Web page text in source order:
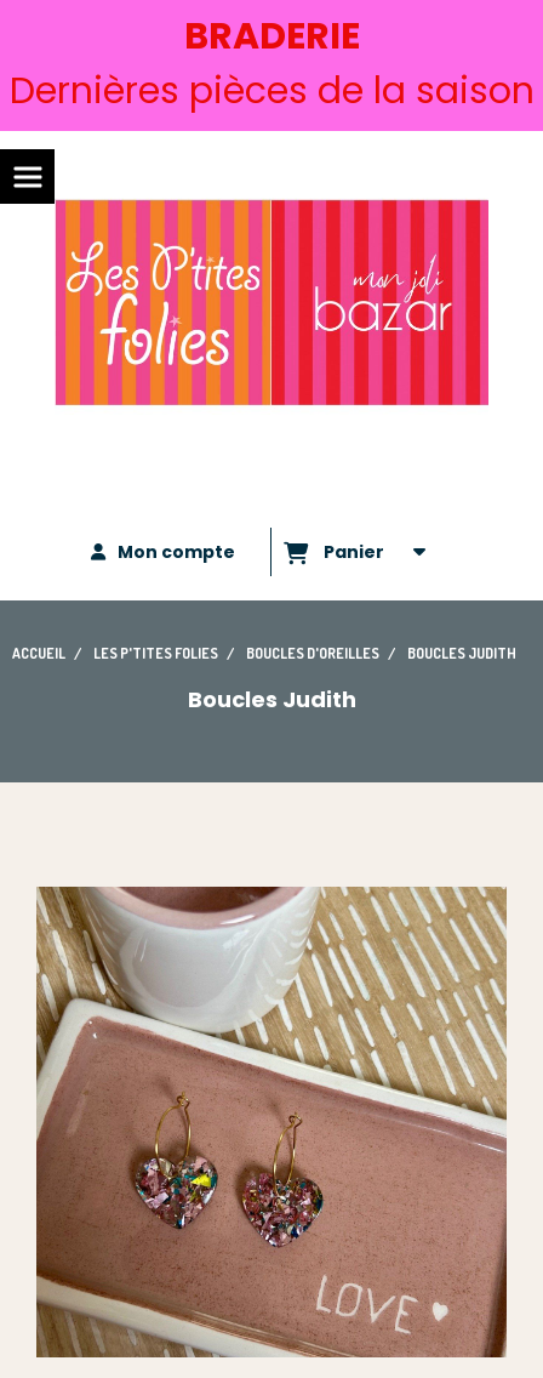
BRADERIE
Dernières pièces de la saison
Mon compte Panier
ACCUEIL LES P'TITES FOLIES BOUCLES D'OREILLES BOUCLES JUDITH
Boucles Judith